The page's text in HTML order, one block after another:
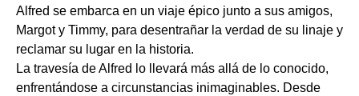
Alfred se embarca en un viaje épico junto a sus amigos,
Margot y Timmy, para desentrañar la verdad de su linaje y
reclamar su lugar en la historia.
La travesía de Alfred lo llevará más allá de lo conocido,
enfrentándose a circunstancias inimaginables. Desde